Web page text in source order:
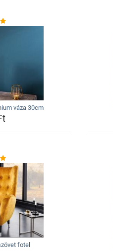
váza 30cm
fotel